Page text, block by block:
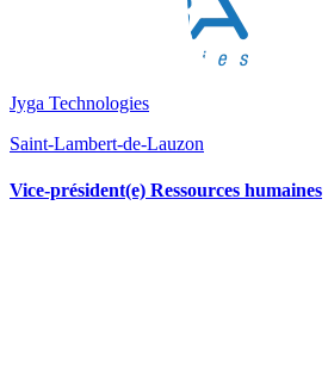
Jyga Technologies
Saint-Lambert-de-Lauzon
Vice-président(e) Ressources humaines